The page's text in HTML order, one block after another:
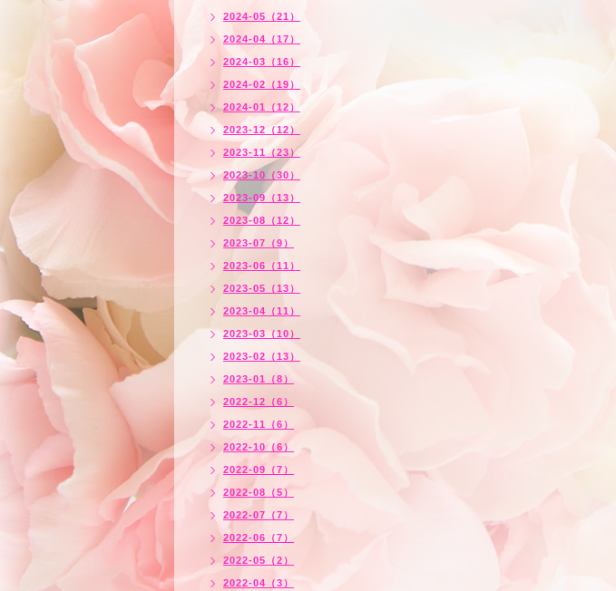
2024-05（21）
2024-04（17）
2024-03（16）
2024-02（19）
2024-01（12）
2023-12（12）
2023-11（23）
2023-10（30）
2023-09（13）
2023-08（12）
2023-07（9）
2023-06（11）
2023-05（13）
2023-04（11）
2023-03（10）
2023-02（13）
2023-01（8）
2022-12（6）
2022-11（6）
2022-10（6）
2022-09（7）
2022-08（5）
2022-07（7）
2022-06（7）
2022-05（2）
2022-04（3）